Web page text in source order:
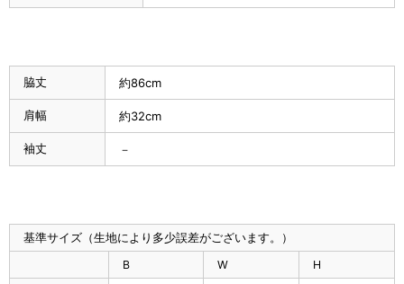
脇丈 約86cm
肩幅 約32cm
袖丈 －
基準サイズ（生地により多少誤差がございます。）
B W H